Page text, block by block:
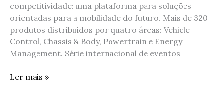
competitividade: uma plataforma para soluções
orientadas para a mobilidade do futuro. Mais de 320
produtos distribuídos por quatro áreas: Vehicle
Control, Chassis & Body, Powertrain e Energy
Management. Série internacional de eventos
Ler mais »